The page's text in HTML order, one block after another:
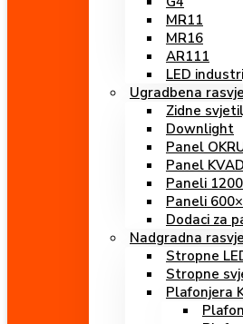
MR11
MR16
AR111
LED
Ugradbena
Zidne
Downlight
Panel
Panel
Paneli
Paneli
Dodaci za
Nadgradna
Stropne
Stropne
Plafonjera